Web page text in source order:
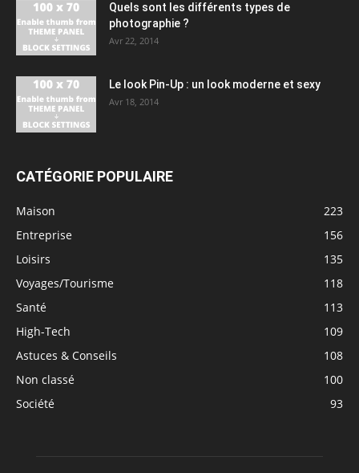
Quels sont les différents types de
photographie ?
Avr 22, 2014
Le look Pin-Up : un look moderne et sexy
Avr 18, 2014
CATÉGORIE POPULAIRE
Maison
223
Entreprise
156
Loisirs
135
Voyages/Tourisme
118
Santé
113
High-Tech
109
Astuces & Conseils
108
Non classé
100
Société
93